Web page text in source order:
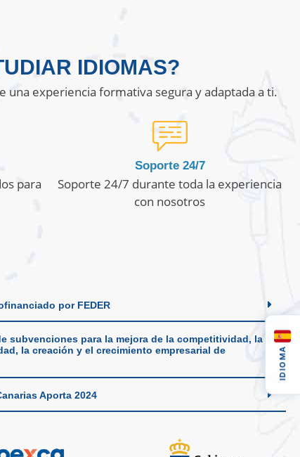
IDIOMAS?
una experiencia formativa segura y adaptada a ti.
para
Soporte 24/7
Soporte 24/7 durante toda la experiencia
con nosotros
por FEDER
subvenciones para la mejora de la competitividad, la
la creación y el crecimiento empresarial de
Aporta 2024
IDIOMA